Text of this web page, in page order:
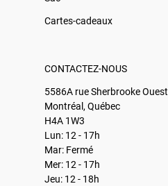
Cartes-cadeaux
CONTACTEZ-NOUS
5586A rue Sherbrooke Ouest
Montréal, Québec
H4A 1W3
Lun: 12 - 17h
Mar: Fermé
Mer: 12 - 17h
Jeu: 12 - 18h